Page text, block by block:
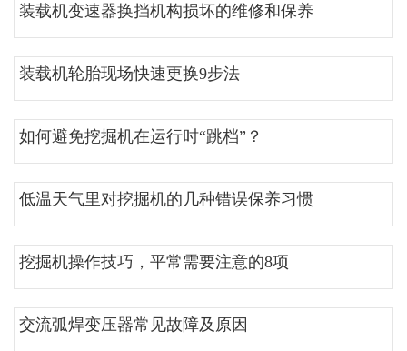
装载机变速器换挡机构损坏的维修和保养
装载机轮胎现场快速更换9步法
如何避免挖掘机在运行时“跳档”？
低温天气里对挖掘机的几种错误保养习惯
挖掘机操作技巧，平常需要注意的8项
交流弧焊变压器常见故障及原因